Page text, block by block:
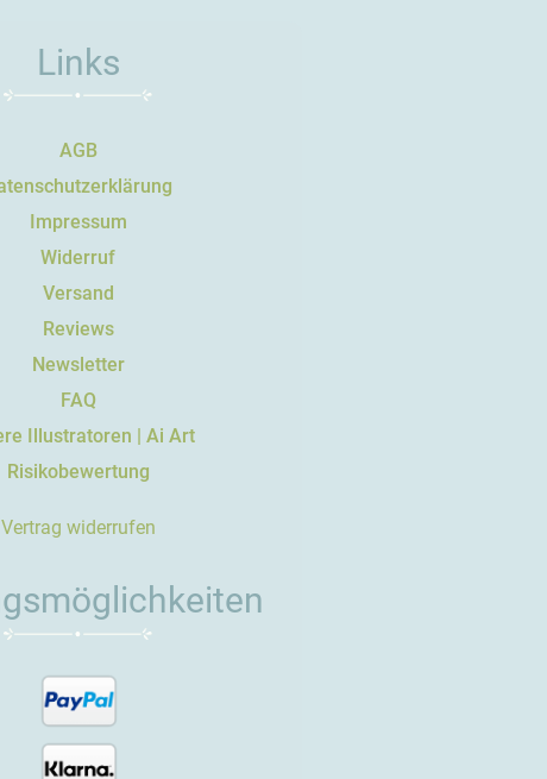
Links
AGB
Impressum
Widerruf
Versand
Reviews
Newsletter
FAQ
Illustratoren | Ai Art
Risikobewertung
Vertrag widerrufen